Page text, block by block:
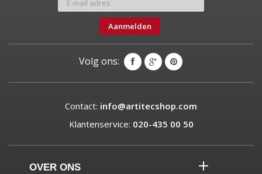
Aanmelden
Volg ons:
Contact: info@artitecshop.com
Klantenservice: 020-435 00 50
OVER ONS